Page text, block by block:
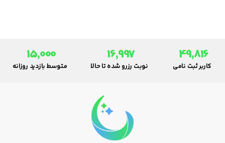
49,816
کاربر ثبت نامی
16,997
نوبت رزرو شده تا حالا
15,000
متوسط بازدید روزانه